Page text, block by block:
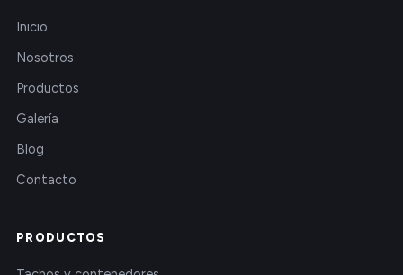
Inicio
Nosotros
Productos
Galería
Blog
Contacto
PRODUCTOS